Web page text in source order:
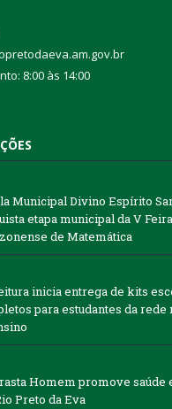
8:00 às 14:00
Municipal Divino Espírito
etapa municipal da V Feira
de Matemática
inicia entrega de kits
para estudantes da rede
Homem promove saúde
Preto da Eva